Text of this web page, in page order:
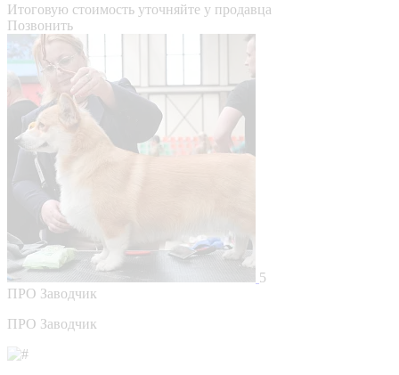
Итоговую стоимость уточняйте у продавца
Позвонить
5
ПРО Заводчик
ПРО Заводчик